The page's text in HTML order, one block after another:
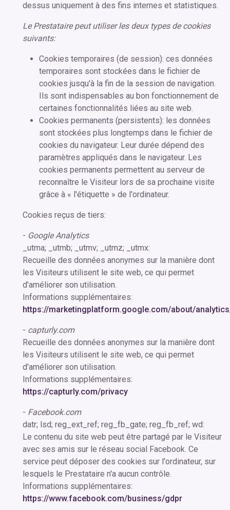
dessus uniquement à des fins internes et statistiques.
Le Prestataire peut utiliser les deux types de cookies
suivants:
Cookies temporaires (de session): ces données
temporaires sont stockées dans le fichier de
cookies jusqu'à la fin de la session de navigation.
Ils sont indispensables au bon fonctionnement de
certaines fonctionnalités liées au site web.
Cookies permanents (persistents): les données
sont stockées plus longtemps dans le fichier de
cookies du navigateur. Leur durée dépend des
paramètres appliqués dans le navigateur. Les
cookies permanents permettent au serveur de
reconnaître le Visiteur lors de sa prochaine visite
grâce à « l'étiquette » de l'ordinateur.
Cookies reçus de tiers:
- Google Analytics
_utma; _utmb; _utmv; _utmz; _utmx:
Recueille des données anonymes sur la manière dont
les Visiteurs utilisent le site web, ce qui permet
d'améliorer son utilisation.
Informations supplémentaires:
https://marketingplatform.google.com/about/
- capturly.com
Recueille des données anonymes sur la manière dont
les Visiteurs utilisent le site web, ce qui permet
d'améliorer son utilisation.
Informations supplémentaires:
https://capturly.com/privacy
- Facebook.com
datr; lsd; reg_ext_ref; reg_fb_gate; reg_fb_ref; wd:
Le contenu du site web peut être partagé par le Visiteur
avec ses amis sur le réseau social Facebook. Ce
service peut déposer des cookies sur l'ordinateur, sur
lesquels le Prestataire n'a aucun contrôle.
Informations supplémentaires:
https://www.facebook.com/business/gdpr